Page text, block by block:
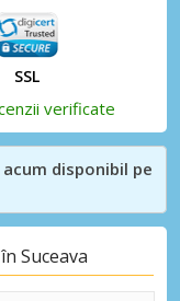
SSL
verificate
disponibil pe
Suceava